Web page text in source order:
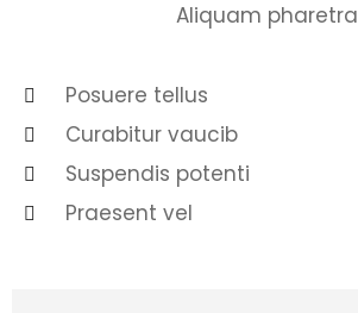
Aliquam pharetra
Posuere tellus
Curabitur vaucib
Suspendis potenti
Praesent vel